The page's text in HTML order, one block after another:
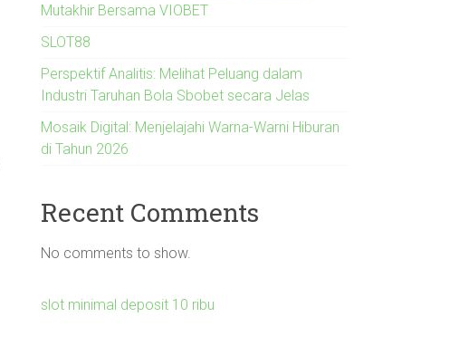
Mutakhir Bersama VIOBET
SLOT88
Perspektif Analitis: Melihat Peluang dalam
Industri Taruhan Bola Sbobet secara Jelas
Mosaik Digital: Menjelajahi Warna-Warni Hiburan
di Tahun 2026
Recent Comments
No comments to show.
slot minimal deposit 10 ribu